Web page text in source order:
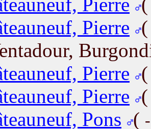
Pierre
Pierre
Pierre
Pons (